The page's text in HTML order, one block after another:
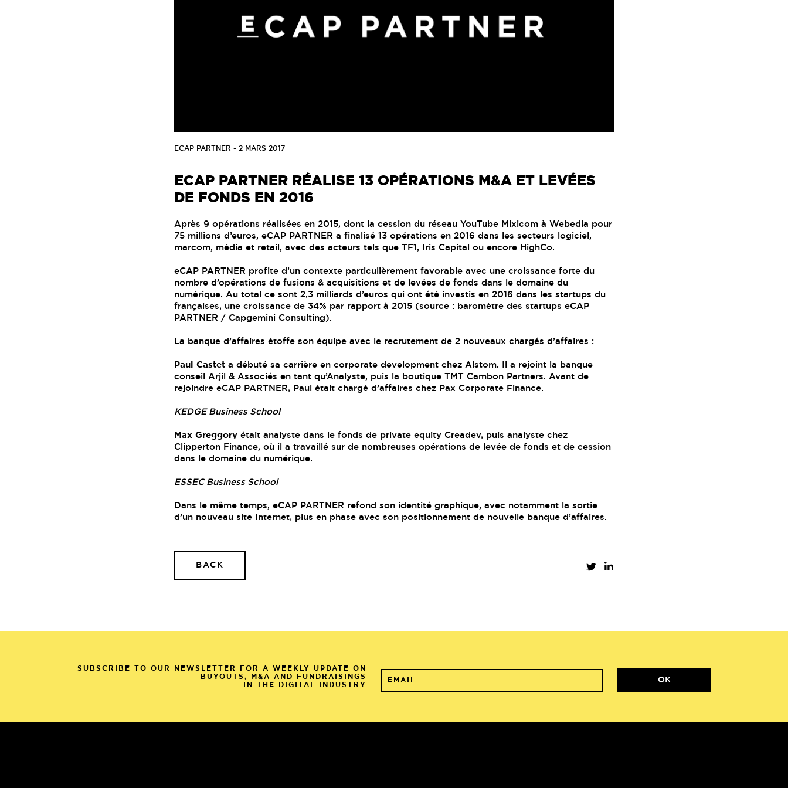
ECAP PARTNER - 2 MARS 2017
ECAP PARTNER RÉALISE 13 OPÉRATIONS M&A ET LEVÉES
DE FONDS EN 2016
Après 9 opérations réalisées en 2015, dont la cession du réseau YouTube Mixicom à Webedia pour
75 millions d’euros, eCAP PARTNER a finalisé 13 opérations en 2016 dans les secteurs logiciel,
marcom, média et retail, avec des acteurs tels que TF1, Iris Capital ou encore HighCo.
eCAP PARTNER profite d’un contexte particulièrement favorable avec une croissance forte du
nombre d’opérations de fusions & acquisitions et de levées de fonds dans le domaine du
numérique. Au total ce sont 2,3 milliards d’euros qui ont été investis en 2016 dans les startups du
françaises, une croissance de 34% par rapport à 2015 (source : baromètre des startups eCAP
PARTNER / Capgemini Consulting).
La banque d’affaires étoffe son équipe avec le recrutement de 2 nouveaux chargés d’affaires :
Paul Castet a débuté sa carrière en corporate development chez Alstom. Il a rejoint la banque
conseil Arjil & Associés en tant qu’Analyste, puis la boutique TMT Cambon Partners. Avant de
rejoindre eCAP PARTNER, Paul était chargé d’affaires chez Pax Corporate Finance.
KEDGE Business School
Max Greggory était analyste dans le fonds de private equity Creadev, puis analyste chez
Clipperton Finance, où il a travaillé sur de nombreuses opérations de levée de fonds et de cession
dans le domaine du numérique.
ESSEC Business School
Dans le même temps, eCAP PARTNER refond son identité graphique, avec notamment la sortie
d’un nouveau site Internet, plus en phase avec son positionnement de nouvelle banque d’affaires.
BACK
SUBSCRIBE TO OUR NEWSLETTER FOR A WEEKLY UPDATE ON
BUYOUTS, M&A AND FUNDRAISINGS
IN THE DIGITAL INDUSTRY